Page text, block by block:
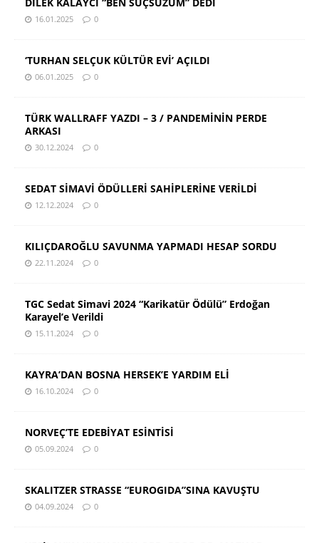
16.01.2025 0
‘TURHAN SELÇUK KÜLTÜR EVİ’ AÇILDI
06.01.2025 0
TÜRK WALLRAFF YAZDI – 3 / PANDEMİNİN PERDE
ARKASI
30.12.2024 0
SEDAT SİMAVİ ÖDÜLLERİ SAHİPLERİNE VERİLDİ
12.12.2024 0
KILIÇDAROĞLU SAVUNMA YAPMADI HESAP SORDU
22.11.2024 0
TGC Sedat Simavi 2024 “Karikatür Ödülü” Erdoğan
Karayel’e Verildi
15.11.2024 0
KAYRA’DAN BOSNA HERSEK’E YARDIM ELİ
16.10.2024 0
NORVEÇ’TE EDEBİYAT ESİNTİSİ
05.09.2024 0
SKALITZER STRASSE “EUROGIDA”SINA KAVUŞTU
04.09.2024 0